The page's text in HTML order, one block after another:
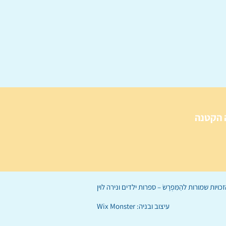
הקטנה
הַמִּפְרָשׂ – ספרות ילדים ונירה לוין
עיצוב ובניה: Wix Monster